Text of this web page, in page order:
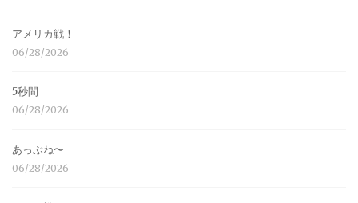
アメリカ戦！
06/28/2026
5秒間
06/28/2026
あっぶね〜
06/28/2026